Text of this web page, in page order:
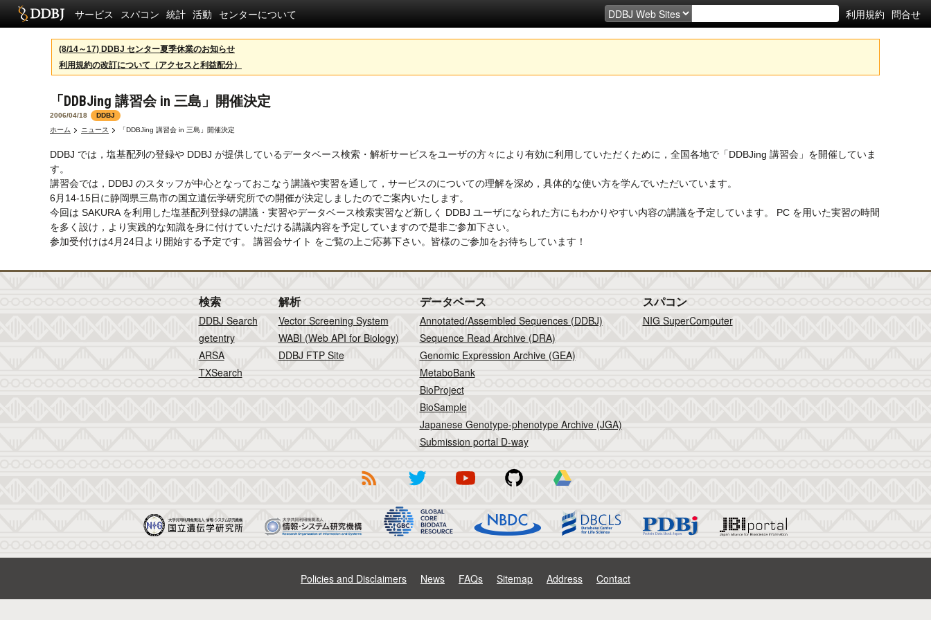
サービス スパコン 統計 活動 センターについて 利用規約 問合せ
(8/14～17) DDBJ センター夏季休業のお知らせ
利用規約の改訂について（アクセスと利益配分）
「DDBJing 講習会 in 三島」開催決定
2006/04/18
DDBJ
ホーム
ニュース 「DDBJing 講習会 in 三島」開催決定
DDBJ では，塩基配列の登録や DDBJ が提供しているデータベース検索・解析サービスをユーザの方々により有効に利用していただくために，全国各地で「DDBJing 講習会」を開催していま
す。
講習会では，DDBJ のスタッフが中心となっておこなう講議や実習を通して，サービスのについての理解を深め，具体的な使い方を学んでいただいています。
6月14-15日に静岡県三島市の国立遺伝学研究所での開催が決定しましたのでご案内いたします。
今回は SAKURA を利用した塩基配列登録の講議・実習やデータベース検索実習など新しく DDBJ ユーザになられた方にもわかりやすい内容の講議を予定しています。 PC を用いた実習の時間
を多く設け，より実践的な知識を身に付けていただける講議内容を予定していますので是非ご参加下さい。
参加受付けは4月24日より開始する予定です。 講習会サイト をご覧の上ご応募下さい。皆様のご参加をお待ちしています！
検索
DDBJ Search
getentry
ARSA
TXSearch
解析
Vector Screening System
WABI (Web API for Biology)
DDBJ FTP Site
データベース
Annotated/Assembled Sequences (DDBJ)
Sequence Read Archive (DRA)
Genomic Expression Archive (GEA)
MetaboBank
BioProject
BioSample
Japanese Genotype-phenotype Archive (JGA)
Submission portal D-way
スパコン
NIG SuperComputer
Policies and Disclaimers News FAQs Sitemap Address Contact